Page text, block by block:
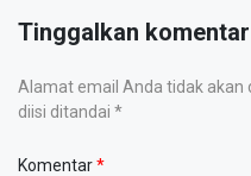
Tinggalkan komentar
Alamat email Anda tidak akan
diisi ditandai *
Komentar